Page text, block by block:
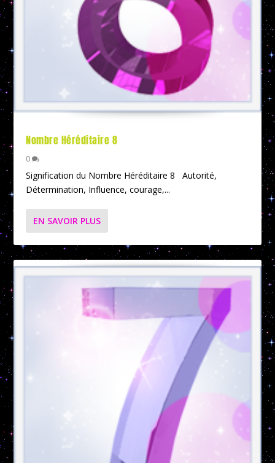
Nombre Héréditaire 8
0
Signification du Nombre Héréditaire 8 Autorité,
Détermination, Influence, courage,...
EN SAVOIR PLUS